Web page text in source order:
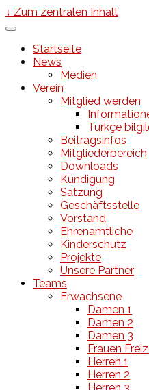
↓ Zum zentralen Inhalt
Startseite
News
Medien
Verein
Mitglied werden
Türkçe
Beitragsinfos
Mitgliederbereich
Downloads
Kündigung
Satzung
Geschäftsstelle
Vorstand
Ehrenamtliche
Kinderschutz
Projekte
Unsere Partner
Teams
Erwachsene
Damen 1
Damen 2
Damen 3
Frauen
Herren 1
Herren 2